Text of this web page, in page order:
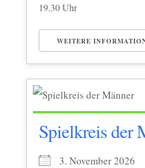
19.30 Uhr
WEITERE
Spielkreis der
3. November 2026